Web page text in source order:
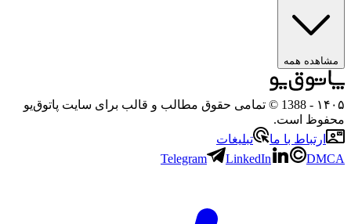
همه
- 1388 © تمامی حقوق مطالب و قالب برای سایت پاتوق‌یو
است.
با ما
تبلیغات
Telegram
LinkedIn